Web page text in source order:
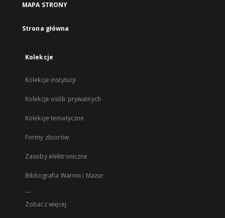
MAPA STRONY
Strona główna
Kolekcje
Kolekcje instytucji
Kolekcje osób prywatnych
Kolekcje tematyczne
Formy zbiorów
Zasoby elektroniczne
Bibliografia Warmii i Mazur
...
Zobacz więcej